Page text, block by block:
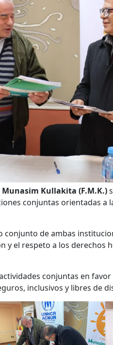
Kullakita (F.M.K.)
conjuntas orientadas a
conjunto de ambas
y el respeto a los derechos
conjuntas en
inclusivos y libres de